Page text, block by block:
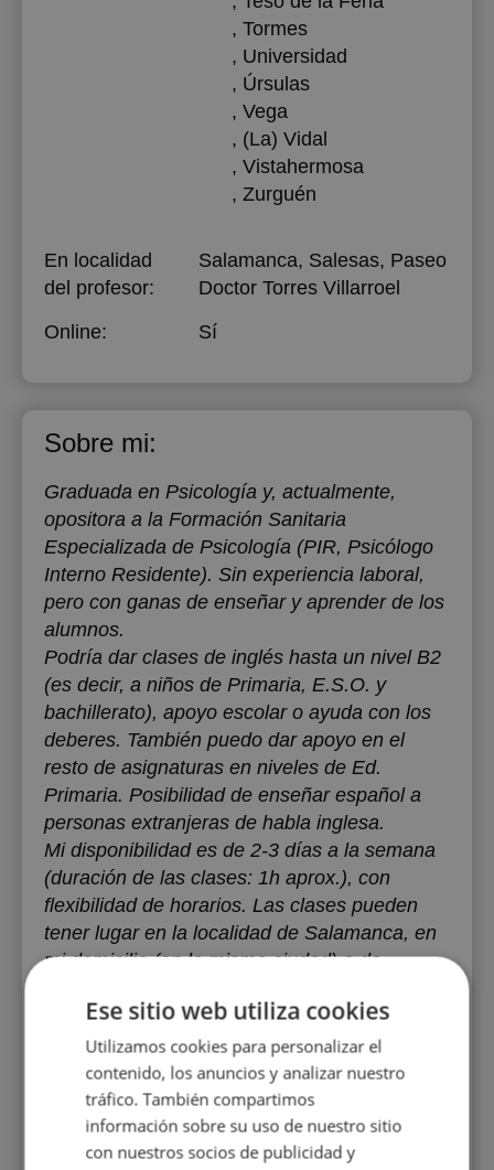
, Tormes
, Universidad
, Úrsulas
, Vega
, (La) Vidal
, Vistahermosa
, Zurguén
En localidad
del profesor:
Salamanca, Salesas, Paseo
Doctor Torres Villarroel
Online:
Sí
Sobre mi:
Graduada en Psicología y, actualmente,
opositora a la Formación Sanitaria
Especializada de Psicología (PIR, Psicólogo
Interno Residente). Sin experiencia laboral,
pero con ganas de enseñar y aprender de los
alumnos.
Podría dar clases de inglés hasta un nivel B2
(es decir, a niños de Primaria, E.S.O. y
bachillerato), apoyo escolar o ayuda con los
deberes. También puedo dar apoyo en el
resto de asignaturas en niveles de Ed.
Primaria. Posibilidad de enseñar español a
personas extranjeras de habla inglesa.
Mi disponibilidad es de 2-3 días a la semana
(duración de las clases: 1h aprox.), con
flexibilidad de horarios. Las clases pueden
tener lugar en la localidad de Salamanca, en
mi domicilio (en la misma ciudad) o de
Educación: Universidad de Salamanca
Licenciatura, 2020
Edad:
18-25
Experiencia:
menos de 1 año
Ese sitio web utiliza cookies
Utilizamos cookies para personalizar el
contenido, los anuncios y analizar nuestro
tráfico. También compartimos
información sobre su uso de nuestro sitio
con nuestros socios de publicidad y